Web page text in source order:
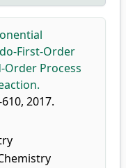
First-Order
Order Process
2017.